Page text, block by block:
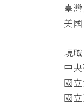
臺
美
現職
中
國
國